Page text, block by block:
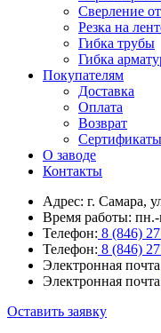
Сверление
Резка на
Гибка трубы
Гибка
Покупателям
Доставка
Оплата
Возврат
Сертификаты
О заводе
Контакты
Адрес: г. Самара,
Время работы: пн.-
Телефон: 8 (846)
Телефон: 8 (846)
Электронная
Электронная
Оставить заявку